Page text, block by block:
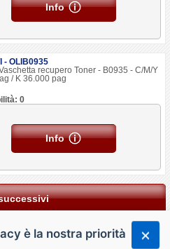
Info
- OLIB0935
recupero Toner - B0935 - C/M/Y
/ K 36.000 pag
0
Info
è la nostra priorità